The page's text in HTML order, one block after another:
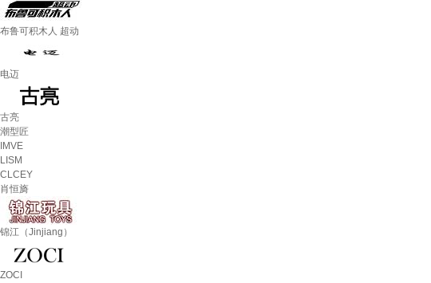
布鲁可积木人 超动
电迈
古亮
潮型匠
IMVE
LISM
CLCEY
肖恒旖
锦江（Jinjiang）
ZOCI